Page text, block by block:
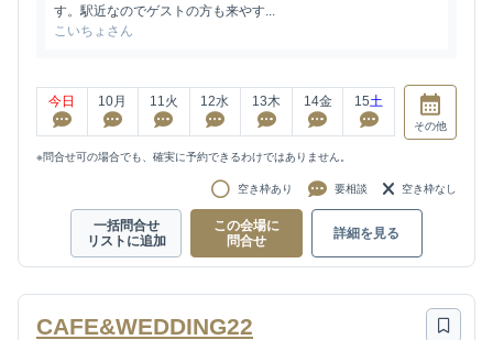
す。駅近なのでゲストの方も来やす...
こいちょさん
今日 10月 11火 12水 13木 14金 15土
その他
※問合せ可の場合でも、確実に予約できるわけではありません。
空き枠あり 要相談 空き枠なし
一括問合せ
リストに追加
この会場に
問合せ
詳細を見る
CAFE&WEDDING22